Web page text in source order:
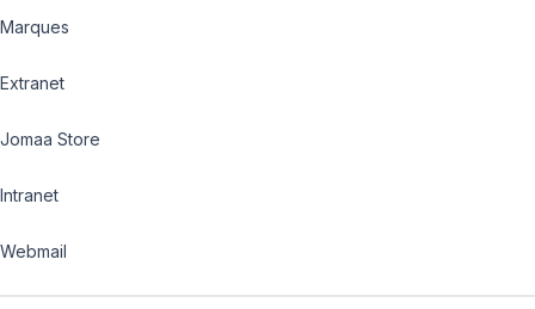
Marques
Extranet
Jomaa Store
Intranet
Webmail